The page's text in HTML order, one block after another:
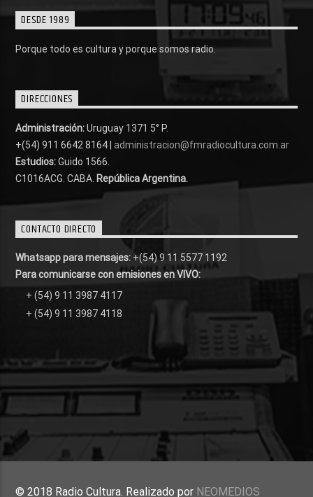
DESDE 1989
Porque todo es cultura y porque somos radio.
DIRECCIONES
Administración:Uruguay 1371 5° P.
+(54) 911 6642 8164 | administracion@fmradiocultura.com.ar
Estudios:Guido 1566.
C1016ACG. CABA. República Argentina.
CONTACTO DIRECTO
Whatsapp para mensajes: +(54) 9 11 5577 1192
Para comunicarse con emisiones en VIVO:
+ (54) 9 11 3987 4117
+ (54) 9 11 3987 4118
© 2018 Radio Cultura. Realizado por NEOMEDIOS